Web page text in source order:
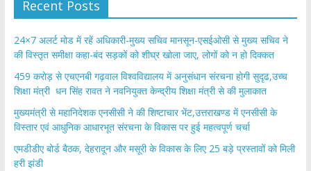
Recent Posts
24×7 अलर्ट मोड में रहें अधिकारी-मुख्य सचिव मानसून-एसईओसी से मुख्य सचिव ने
की विस्तृत समीक्षा कहा-बंद सड़कों को शीघ्र खोला जाए, लोगों को न हो दिक्कत
459 करोड़ से एचएनबी गढ़वाल विश्वविद्यालय में अनुसंधान संरचना होगी सुदृढ,उच्च
शिक्षा मंत्री धन सिंह रावत ने नवनियुक्त केन्द्रीय शिक्षा मंत्री से की मुलाकात
मुख्यमंत्री से महानिदेशक एनसीसी ने की शिष्टाचार भेंट,उत्तराखण्ड में एनसीसी के
विस्तार एवं आधुनिक आधारभूत संरचना के विकास पर हुई महत्वपूर्ण चर्चा
एमडीडीए बोर्ड बैठक, देहरादून और मसूरी के विकास के लिए 25 बड़े प्रस्तावों को मिली
हरी झंडी